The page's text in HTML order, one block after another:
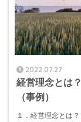
2022.07.27
経営理念とは
（事例）
１．経営理念とは